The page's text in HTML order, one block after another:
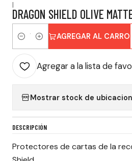
|
DRAGON SHIELD OLIVE
Cantidad
AGREGAR AL CARRO
Agregar a la lista de
Mostrar stock de
DESCRIPCIÓN
Protectores de cartas de la